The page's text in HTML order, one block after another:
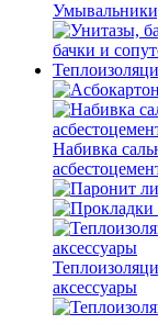
бачки и
Набивка
аксессуары